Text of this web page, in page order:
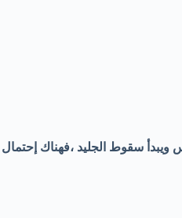
سقوط الجليد ،فهناك